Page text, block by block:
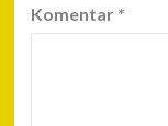
Komentar *